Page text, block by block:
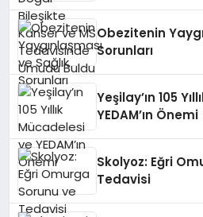
Obezitenin
Sorunları
Yeşilay’ın 105
YEDAM’ın Önemi
Skolyoz: Eğri
Tedavisi